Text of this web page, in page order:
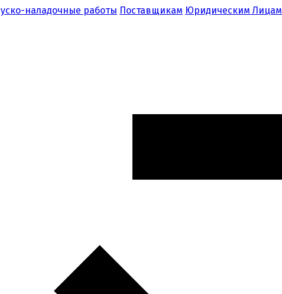
наладочные работы Поставщикам Юридическим Лицам